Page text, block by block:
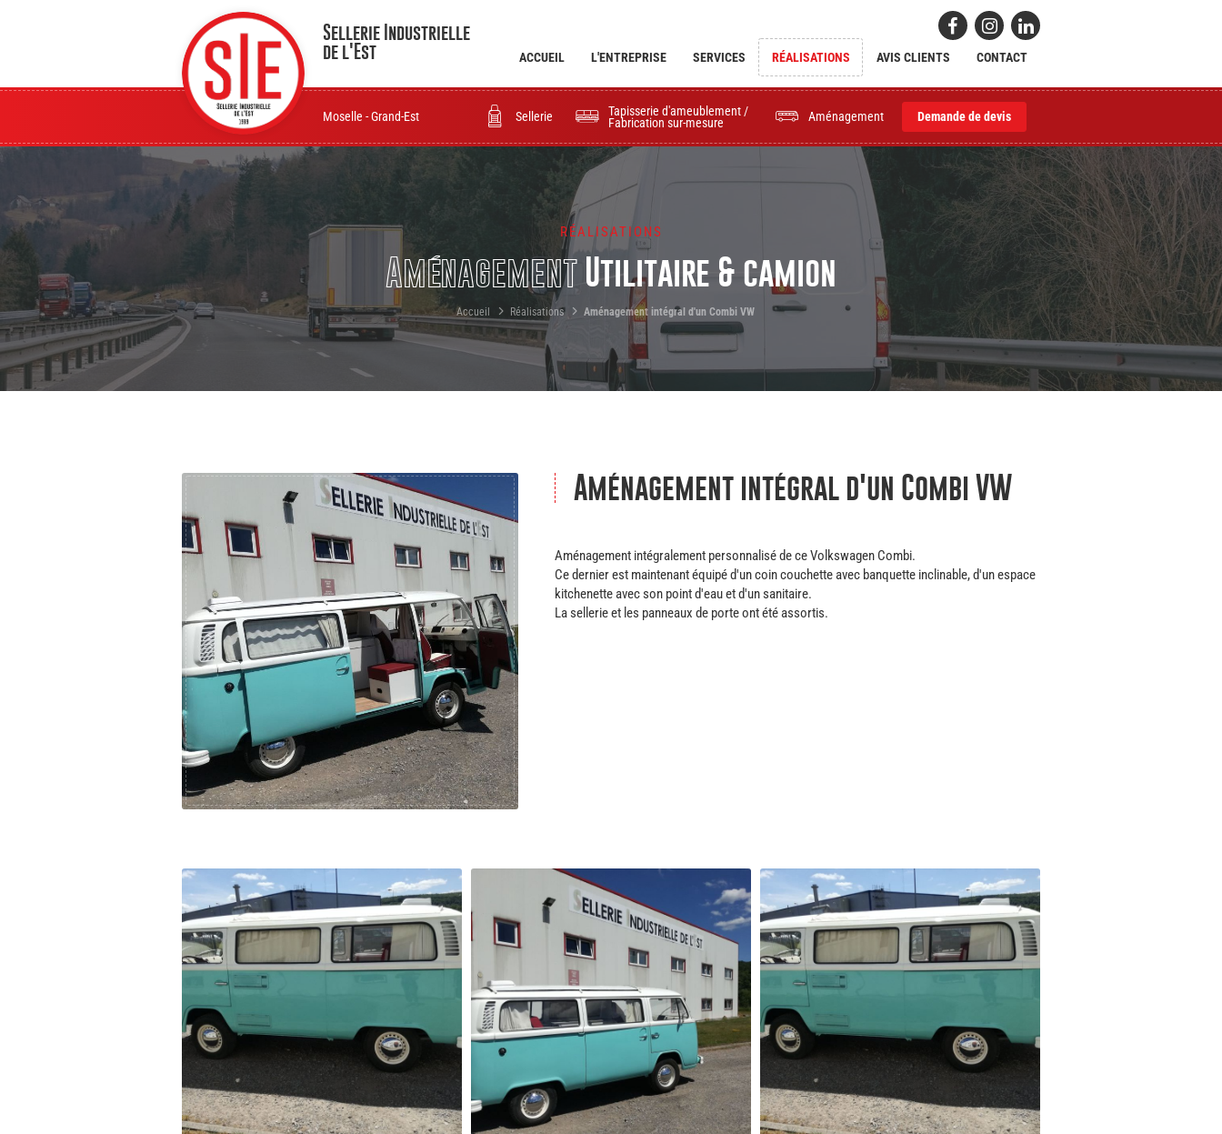
Sellerie Industrielle
de l'Est
ACCUEIL L'ENTREPRISE SERVICES RÉALISATIONS AVIS CLIENTS CONTACT
Moselle - Grand-Est Sellerie
Tapisserie d'ameublement /
Fabrication sur-mesure
Aménagement Demande de devis
RÉALISATIONS
Aménagement Utilitaire & camion
Accueil Réalisations Aménagement intégral d'un Combi VW
Aménagement intégral d'un Combi VW
Aménagement intégralement personnalisé de ce Volkswagen Combi.
Ce dernier est maintenant équipé d'un coin couchette avec banquette inclinable, d'un espace
kitchenette avec son point d'eau et d'un sanitaire.
La sellerie et les panneaux de porte ont été assortis.